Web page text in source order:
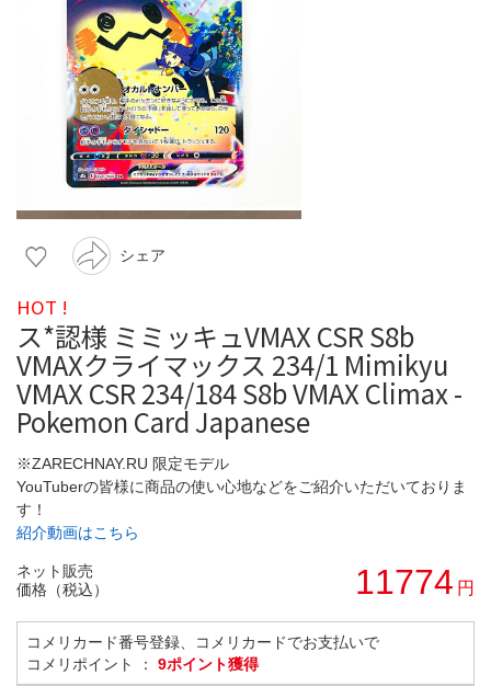
シェア
HOT !
ス*認様 ミミッキュVMAX CSR S8b
VMAXクライマックス 234/1 Mimikyu
VMAX CSR 234/184 S8b VMAX Climax -
Pokemon Card Japanese
※ZARECHNAY.RU 限定モデル
YouTuberの皆様に商品の使い心地などをご紹介いただいておりま
す！
紹介動画はこちら
ネット販売
価格（税込）
11774 円
コメリカード番号登録、コメリカードでお支払いで
コメリポイント ： 9ポイント獲得